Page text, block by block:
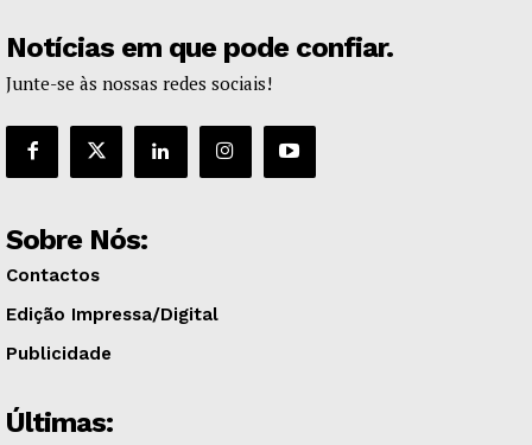
Notícias em que pode confiar.
Junte-se às nossas redes sociais!
Sobre Nós:
Contactos
Edição Impressa/Digital
Publicidade
Últimas: